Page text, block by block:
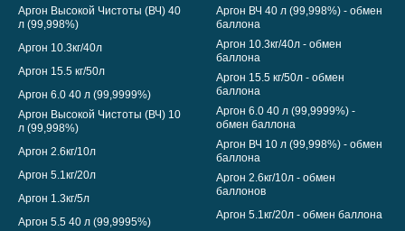
Аргон Высокой Чистоты (ВЧ) 40
л (99,998%)
Аргон 10.3кг/40л
Аргон 15.5 кг/50л
Аргон 6.0 40 л (99,9999%)
Аргон Высокой Чистоты (ВЧ) 10
л (99,998%)
Аргон 2.6кг/10л
Аргон 5.1кг/20л
Аргон 1.3кг/5л
Аргон 5.5 40 л (99,9995%)
Аргон ВЧ 40 л (99,998%) - обмен
баллона
Аргон 10.3кг/40л - обмен
баллона
Аргон 15.5 кг/50л - обмен
баллона
Аргон 6.0 40 л (99,9999%) -
обмен баллона
Аргон ВЧ 10 л (99,998%) - обмен
баллона
Аргон 2.6кг/10л - обмен
баллонов
Аргон 5.1кг/20л - обмен баллона